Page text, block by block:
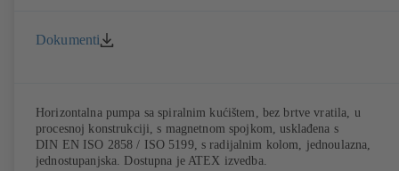
Dokumenti
Horizontalna pumpa sa spiralnim kućištem, bez brtve vratila, u
procesnoj konstrukciji, s magnetnom spojkom, usklađena s
DIN EN ISO 2858 / ISO 5199, s radijalnim kolom, jednoulazna,
jednostupanjska. Dostupna je ATEX izvedba.